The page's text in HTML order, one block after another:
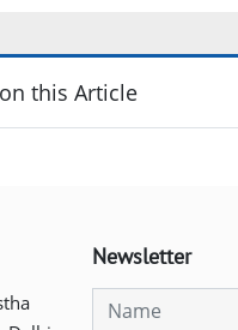
this Article
Newsletter